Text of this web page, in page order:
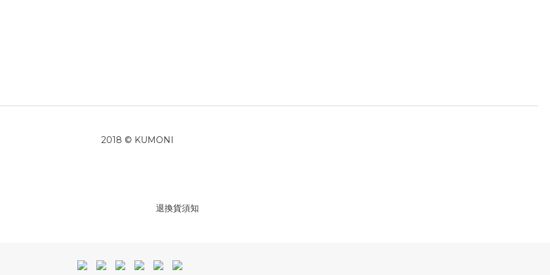
2018 © KUMONI
退換貨須知